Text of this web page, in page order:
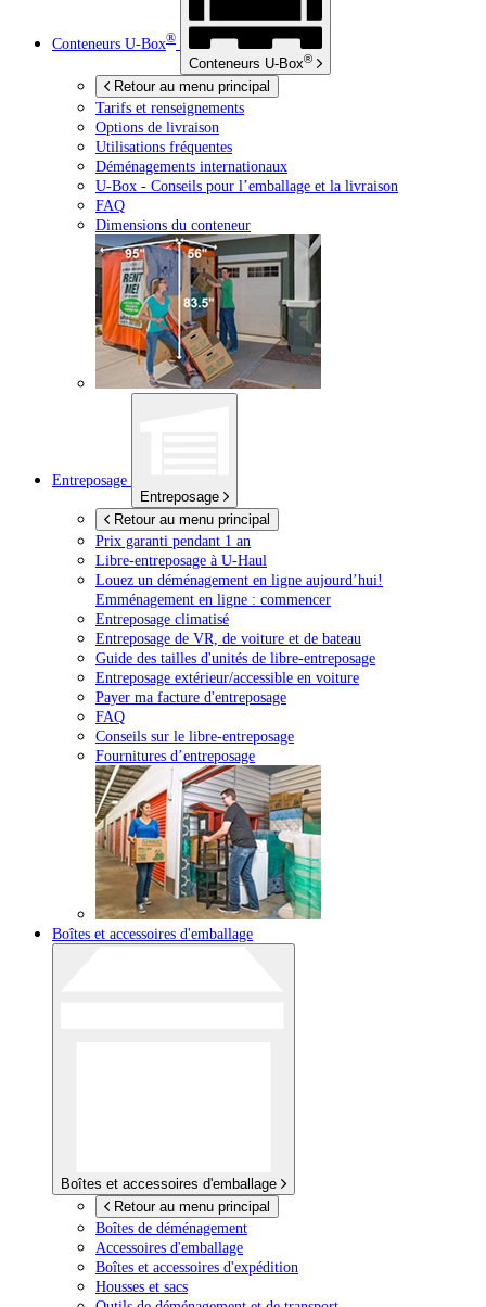
Conteneurs U-Box®
Conteneurs U-Box®
Retour au menu principal
Tarifs et renseignements
Options de livraison
Utilisations fréquentes
Déménagements internationaux
U-Box - Conseils pour l’emballage et la livraison
FAQ
Dimensions du conteneur
Entreposage
Entreposage
Retour au menu principal
Prix garanti pendant 1 an
Libre-entreposage à U-Haul
Louez un déménagement en ligne aujourd’hui!
Emménagement en ligne : commencer
Entreposage climatisé
Entreposage de VR, de voiture et de bateau
Guide des tailles d'unités de libre-entreposage
Entreposage extérieur/accessible en voiture
Payer ma facture d'entreposage
FAQ
Conseils sur le libre-entreposage
Fournitures d’entreposage
Boîtes et accessoires d'emballage
Boîtes et accessoires d'emballage
Retour au menu principal
Boîtes de déménagement
Accessoires d'emballage
Boîtes et accessoires d'expédition
Housses et sacs